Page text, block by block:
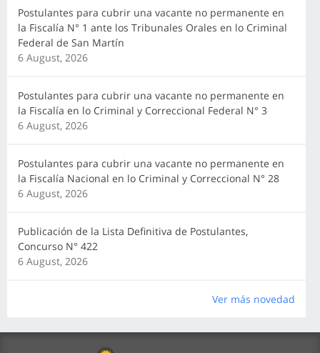
Postulantes para cubrir una vacante no permanente en
la Fiscalía N° 1 ante los Tribunales Orales en lo Criminal
Federal de San Martín
6 August, 2026
Postulantes para cubrir una vacante no permanente en
la Fiscalía en lo Criminal y Correccional Federal N° 3
6 August, 2026
Postulantes para cubrir una vacante no permanente en
la Fiscalía Nacional en lo Criminal y Correccional N° 28
6 August, 2026
Publicación de la Lista Definitiva de Postulantes,
Concurso N° 422
6 August, 2026
Ver más novedad